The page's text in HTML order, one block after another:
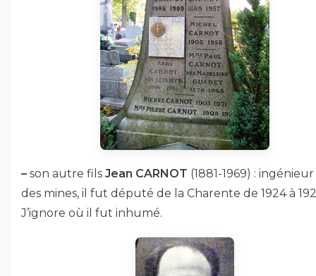
– son autre fils Jean CARNOT (1881-1969) :
des mines, il fut député de la Charente de 1924 à
J’ignore où il fut inhumé.